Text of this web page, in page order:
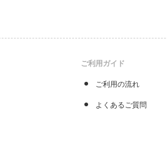
ご利用ガイド
ご利用の流れ
よくあるご質問